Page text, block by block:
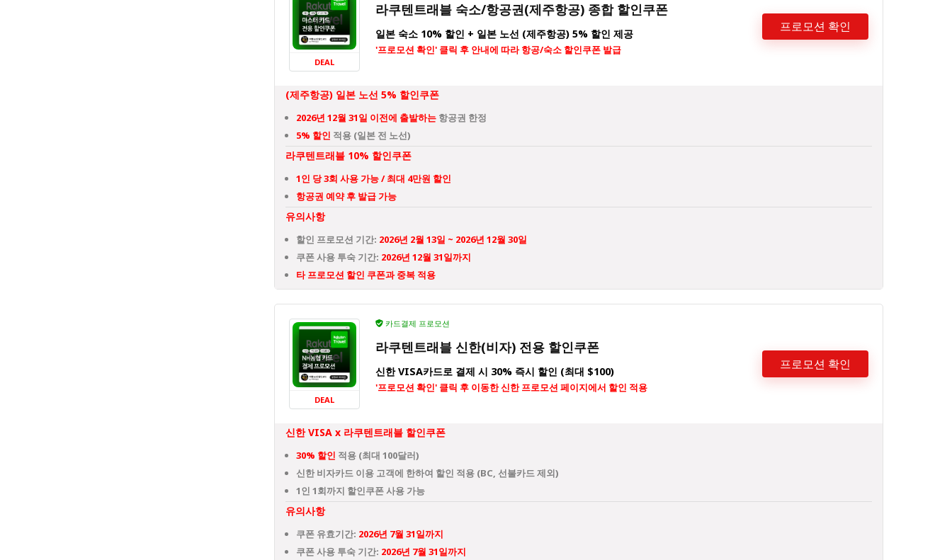
DEAL
라쿠텐트래블 숙소/항공권(제주항공) 종합 할인쿠폰
일본 숙소 10% 할인 + 일본 노선 (제주항공) 5% 할인 제공
'프로모션 확인' 클릭 후 안내에 따라 항공/숙소 할인쿠폰 발급
프로모션 확인
(제주항공) 일본 노선 5% 할인쿠폰
2026년 12월 31일 이전에 출발하는 항공권 한정
5% 할인 적용 (일본 전 노선)
라쿠텐트래블 10% 할인쿠폰
1인 당 3회 사용 가능 / 최대 4만원 할인
항공권 예약 후 발급 가능
유의사항
할인 프로모션 기간: 2026년 2월 13일 ~ 2026년 12월 30일
쿠폰 사용 투숙 기간: 2026년 12월 31일까지
타 프로모션 할인 쿠폰과 중복 적용
DEAL
카드결제 프로모션
라쿠텐트래블 신한(비자) 전용 할인쿠폰
신한 VISA카드로 결제 시 30% 즉시 할인 (최대 $100)
'프로모션 확인' 클릭 후 이동한 신한 프로모션 페이지에서 할인 적용
프로모션 확인
신한 VISA x 라쿠텐트래블 할인쿠폰
30% 할인 적용 (최대 100달러)
신한 비자카드 이용 고객에 한하여 할인 적용 (BC, 선불카드 제외)
1인 1회까지 할인쿠폰 사용 가능
유의사항
쿠폰 유효기간: 2026년 7월 31일까지
쿠폰 사용 투숙 기간: 2026년 7월 31일까지